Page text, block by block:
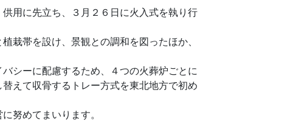
用に先立ち、３月２６日に火入式を執り行
栽帯を設け、景観との調和を図ったほか、
シーに配慮するため、４つの火葬炉ごとに
えて収骨するトレー方式を東北地方で初め
努めてまいります。